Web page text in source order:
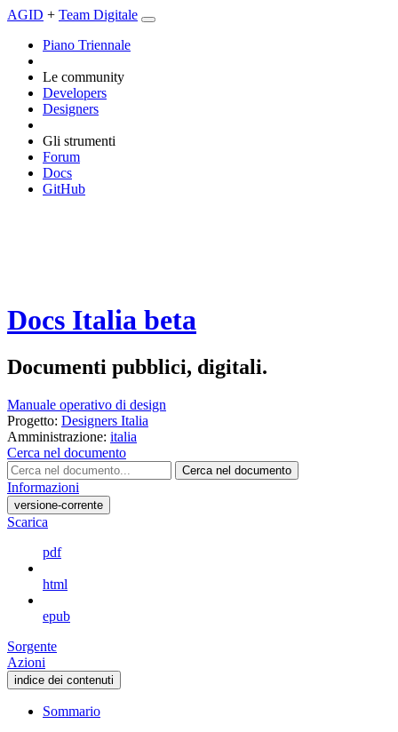
AGID + Team Digitale
Piano Triennale
Le community
Developers
Designers
Gli strumenti
Forum
Docs
GitHub
Docs Italia beta
Documenti pubblici, digitali.
Manuale operativo di design
Progetto: Designers Italia
Amministrazione: italia
Cerca nel documento
Cerca nel documento
Informazioni
versione-corrente
Scarica
pdf
html
epub
Sorgente
Azioni
indice dei contenuti
Sommario